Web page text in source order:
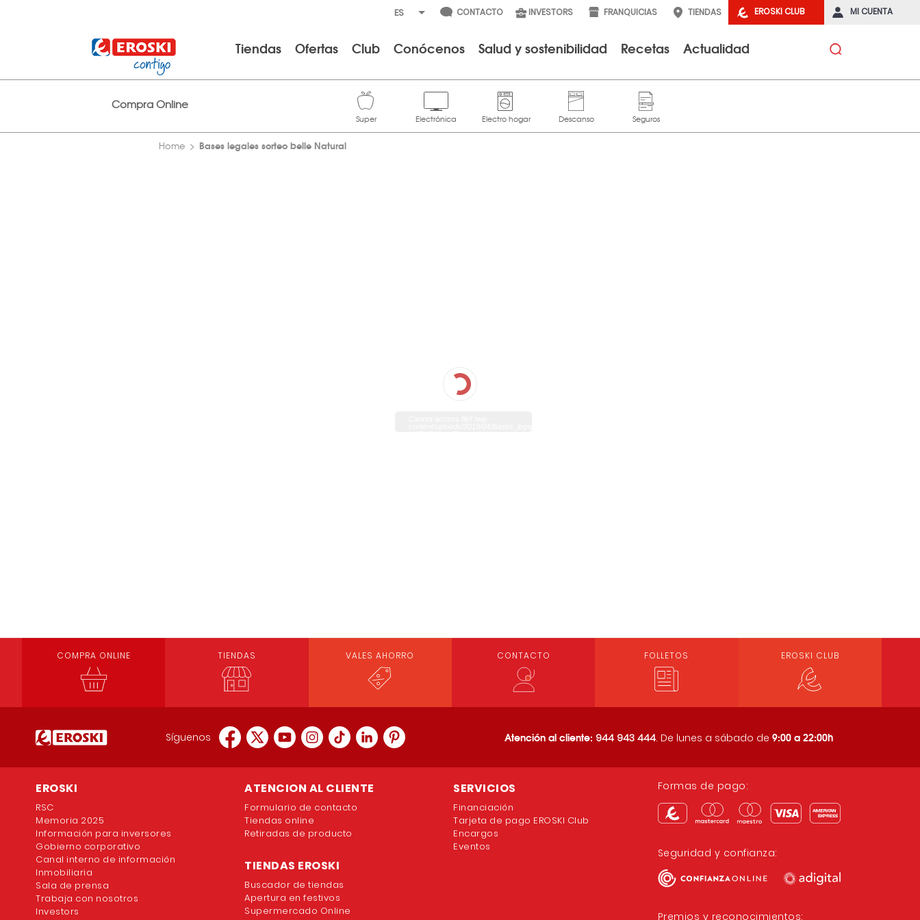
EROSKI CLUB MI CUENTA
CONTACTO INVESTORS FRANQUICIAS TIENDAS
Tiendas Ofertas Club Conócenos Salud y sostenibilidad Recetas Actualidad
Compra Online
Home Bases legales sorteo belle Natural
COMPRA ONLINE TIENDAS VALES AHORRO CONTACTO FOLLETOS EROSKI CLUB
Síguenos Atención al cliente: 944 943 444. De lunes a sábado de 9:00 a 22:00h
EROSKI
RSC
Memoria 2025
Información para inversores
Gobierno corporativo
Canal interno de información
Inmobiliaria
Sala de prensa
Trabaja con nosotros
Investors
ATENCION AL CLIENTE
Formulario de contacto
Tiendas online
Retiradas de producto
TIENDAS EROSKI
Buscador de tiendas
Apertura en festivos
Supermercado Online
SERVICIOS
Financiación
Tarjeta de pago EROSKI Club
Encargos
Eventos
Formas de pago:
Seguridad y confianza:
Premios y reconocimientos: